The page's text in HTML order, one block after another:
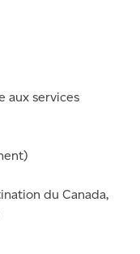
aux services
du Canada,